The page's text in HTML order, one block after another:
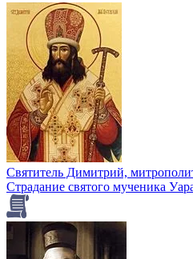
Святитель Димитрий,
Страдание святого мученика